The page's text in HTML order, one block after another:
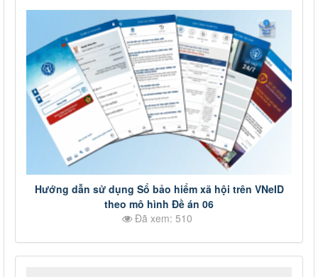
Hướng dẫn sử dụng Sổ bảo hiểm xã hội trên VNeID
theo mô hình Đề án 06
Đã xem: 510